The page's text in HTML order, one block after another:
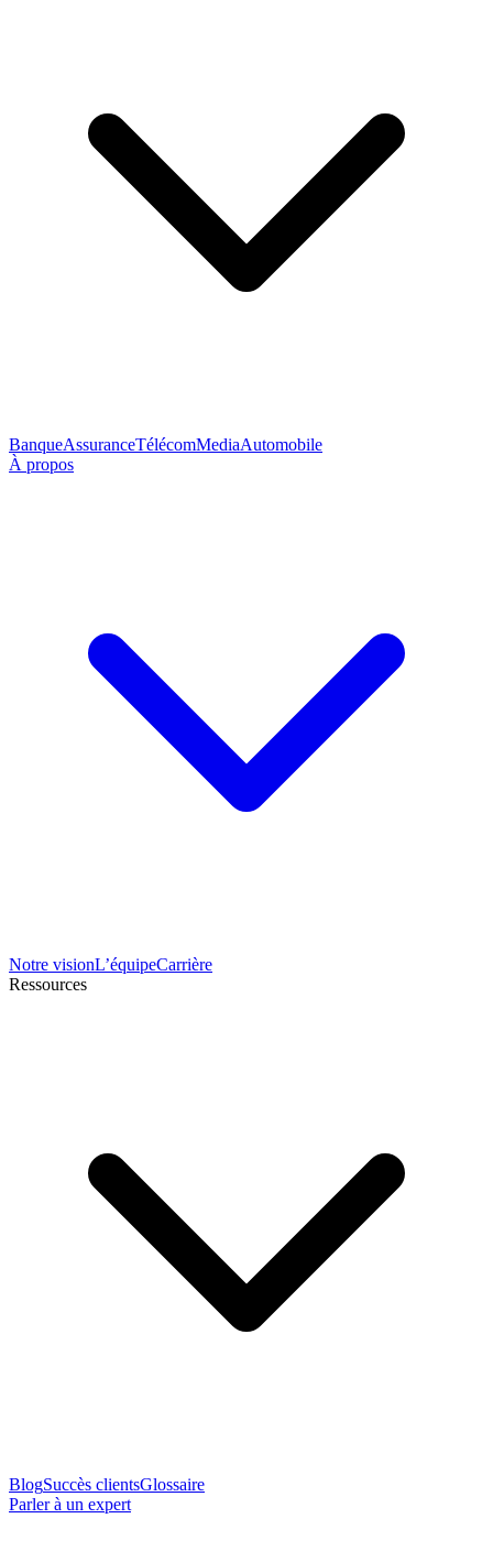
BanqueAssuranceTélécomMediaAutomobile
À propos
Notre visionL’équipeCarrière
Ressources
BlogSuccès clientsGlossaire
Parler à un expert